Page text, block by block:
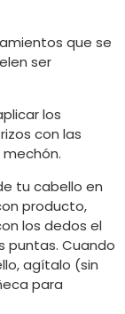
que se
ser
los
con las
tu cabello en
producto,
los dedos el
puntas. Cuando
agítalo (sin
para